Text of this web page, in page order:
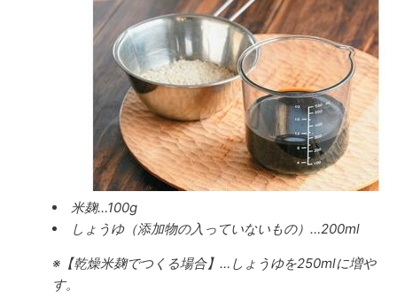
米麹…100g
しょうゆ（添加物の入っていないもの）…200ml
※【乾燥米麹でつくる場合】…しょうゆを250mlに増や
す。